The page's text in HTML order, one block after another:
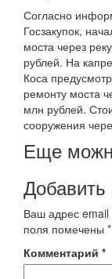
Согласно
Госзакупок,
моста через
рублей. На
Коса
ремонту моста
млн рублей.
сооружения
Еще
Ваш адрес email
поля помечены *
Комментарий *